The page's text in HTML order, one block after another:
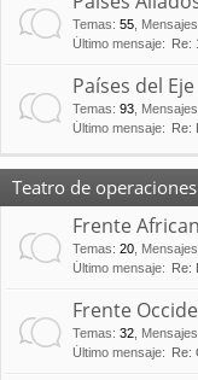
Temas: 55 Mensajes
Último mensaje:
Re:
Países del Eje
Temas: 93 Mensajes
Último mensaje:
Re:
Teatro de
Frente
Temas: 20 Mensajes
Último mensaje:
Re:
Frente
Temas: 32 Mensajes
Último mensaje:
Re: